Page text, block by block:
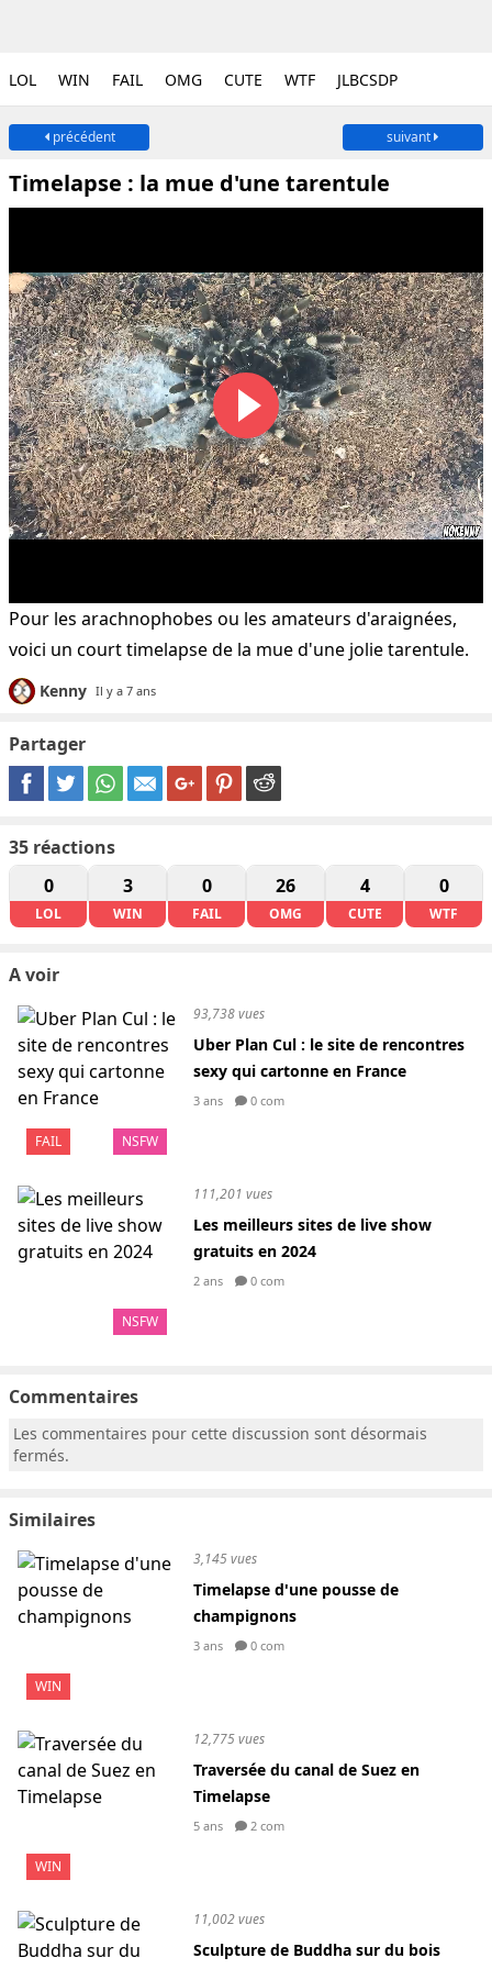
LOL WIN FAIL OMG CUTE WTF JLBCSDP
précédent suivant
Timelapse : la mue d'une tarentule
Pour les arachnophobes ou les amateurs d'araignées,
voici un court timelapse de la mue d'une jolie tarentule.
Kenny Il y a 7 ans
Partager
35 réactions
0
LOL
3
WIN
0
FAIL
26
OMG
4
CUTE
0
WTF
A voir
FAIL NSFW
93,738 vues
Uber Plan Cul : le site de rencontres
sexy qui cartonne en France
3 ans 0 com
NSFW
111,201 vues
Les meilleurs sites de live show
gratuits en 2024
2 ans 0 com
Commentaires
Les commentaires pour cette discussion sont désormais
fermés.
Similaires
WIN
3,145 vues
Timelapse d'une pousse de
champignons
3 ans 0 com
WIN
12,775 vues
Traversée du canal de Suez en
Timelapse
5 ans 2 com
11,002 vues
Sculpture de Buddha sur du bois